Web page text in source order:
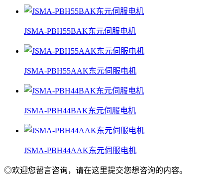
JSMA-PBH55BAK东元伺服电机
JSMA-PBH55AAK东元伺服电机
JSMA-PBH44BAK东元伺服电机
JSMA-PBH44AAK东元伺服电机
◎欢迎您留言咨询，请在这里提交您想咨询的内容。